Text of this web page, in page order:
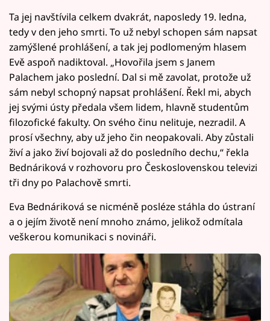
Ta jej navštívila celkem dvakrát, naposledy 19. ledna,
tedy v den jeho smrti. To už nebyl schopen sám napsat
zamýšlené prohlášení, a tak jej podlomeným hlasem
Evě aspoň nadiktoval. „Hovořila jsem s Janem
Palachem jako poslední. Dal si mě zavolat, protože už
sám nebyl schopný napsat prohlášení. Řekl mi, abych
jej svými ústy předala všem lidem, hlavně studentům
filozofické fakulty. On svého činu nelituje, nezradil. A
prosí všechny, aby už jeho čin neopakovali. Aby zůstali
živí a jako živí bojovali až do posledního dechu,“ řekla
Bednáriková v rozhovoru pro Československou televizi
tři dny po Palachově smrti.
Eva Bednáriková se nicméně posléze stáhla do ústraní
a o jejím životě není mnoho známo, jelikož odmítala
veškerou komunikaci s novináři.